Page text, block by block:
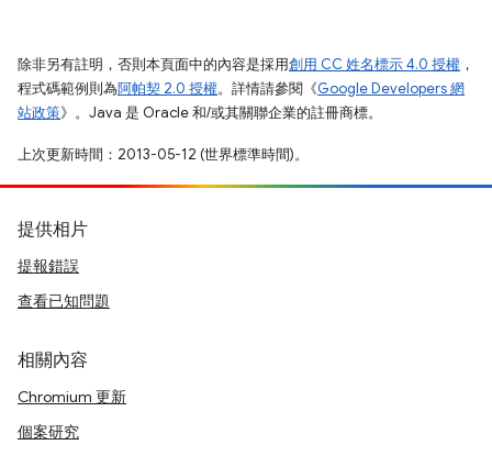
除非另有註明，否則本頁面中的內容是採用創用 CC 姓名標示 4.0 授權 ，
程式碼範例則為阿帕契 2.0 授權。詳情請參閱《Google Developers 網
站政策》。Java 是 Oracle 和/或其關聯企業的註冊商標。
上次更新時間：2013-05-12 (世界標準時間)。
提供相片
提報錯誤
查看已知問題
相關內容
Chromium 更新
個案研究